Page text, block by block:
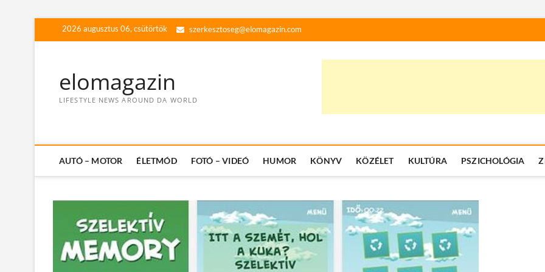
2026 augusztus 06, csütörtök szerkesztoseg@elomagazin.com
elomagazin
LIFESTYLE NEWS AROUND DA WORLD
AUTÓ – MOTOR ÉLETMÓD FOTÓ – VIDEÓ HUMOR KÖNYV KÖZÉLET KULTÚRA PSZICHOLÓGIA